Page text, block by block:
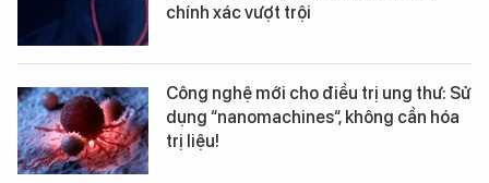
chính xác vượt trội
Công nghệ mới cho điều trị ung thư: Sử
dụng “nanomachines“, không cần hóa
trị liệu!